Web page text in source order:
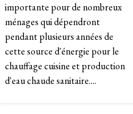
importante pour de nombreux
ménages qui dépendront
pendant plusieurs années de
cette source d'énergie pour le
chauffage cuisine et production
d'eau chaude sanitaire....